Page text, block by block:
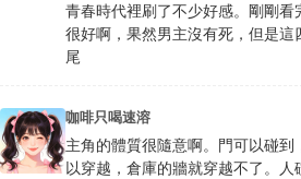
青春時代裡刷了不少好感。剛剛看
很好啊，果然男主沒有死，但是
尾
咖啡只喝速溶
主角的體質很隨意啊。門可以碰
以穿越，倉庫的牆就穿越不了。